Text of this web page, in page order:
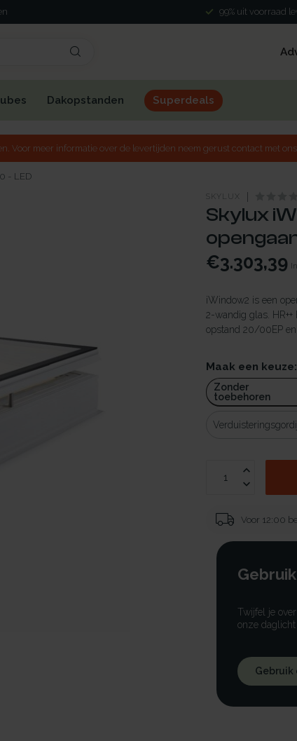
99% uit voorraad
Dakopstanden Superdeals
Voor meer informatie over de levertijden neem gerust contact met ons
- LED
SKYLUX
Skylux
€3.303,39
iWindow2 is een
2-wandig glas.
opstand 20/00EP
Maak een keuze:
Zonder
toebehoren
Voor 12:00
Twijfel je
onze
Gebruik